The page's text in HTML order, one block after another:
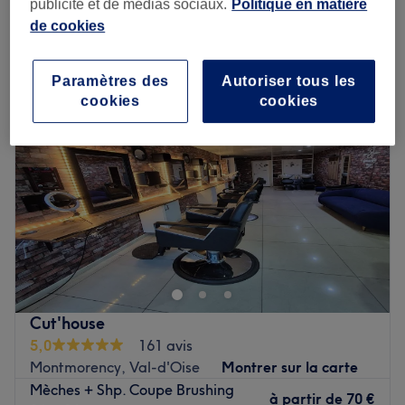
Mardi
10:00
17:30
Mercredi
10:00 –
Samedi
10:00– 17:30
Dimanche
Fermé
Pour vous assurer une séance dans des conditions
optimales d’hygiène et de sécurité, votre institut vous
propose un pack sanitaire obligatoire dont le coût de 3
euros sera à régler directement sur place.​
Romy Ferreir est un salon de coiffure mixte situé dans le
Val-d'Oise, à Cergy, à deux pas de la Gare de Cergy-le-
Haut.
Cut'house
5,0
161 avis
Montmorency, Val-d'Oise
Montrer sur la carte
Mèches + Shp. Coupe Brushing
à partir de 70 €
publicité et de médias sociaux. Politique en matière
de cookies
Autoriser tous les
cookies
Paramètres des
cookies